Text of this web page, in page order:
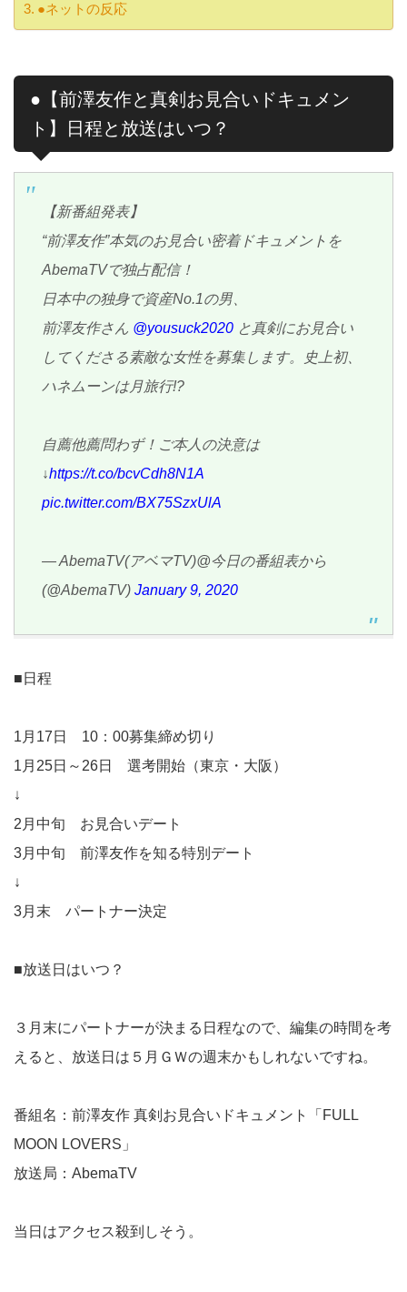
●ネットの反応
●【前澤友作と真剣お見合いドキュメン
ト】日程と放送はいつ？
【新番組発表】
“前澤友作”本気のお見合い密着ドキュメントを
AbemaTVで独占配信！
日本中の独身で資産No.1の男、
前澤友作さん @yousuck2020 と真剣にお見合い
してくださる素敵な女性を募集します。史上初、
ハネムーンは月旅行!?
自薦他薦問わず！ご本人の決意は
↓https://t.co/bcvCdh8N1A
pic.twitter.com/BX75SzxUlA
— AbemaTV(アベマTV)@今日の番組表から
(@AbemaTV) January 9, 2020
■日程
1月17日 10：00募集締め切り
1月25日～26日 選考開始（東京・大阪）
↓
2月中旬 お見合いデート
3月中旬 前澤友作を知る特別デート
↓
3月末 パートナー決定
■放送日はいつ？
３月末にパートナーが決まる日程なので、編集の時間を考
えると、放送日は５月ＧＷの週末かもしれないですね。
番組名：前澤友作 真剣お見合いドキュメント「FULL
MOON LOVERS」
放送局：AbemaTV
当日はアクセス殺到しそう。